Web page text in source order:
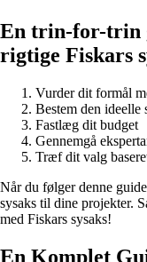
En trin-for-trin
rigtige Fiskars
Vurder dit formål
Bestem den
Fastlæg dit budget
Gennemgå
Træf dit valg
Når du følger denne
sysaks til dine projekter.
med Fiskars sysaks!
En Komplet